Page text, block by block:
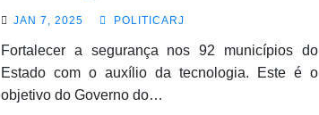
JAN 7, 2025 POLITICARJ
Fortalecer a segurança nos 92 municípios do
Estado com o auxílio da tecnologia. Este é o
objetivo do Governo do…